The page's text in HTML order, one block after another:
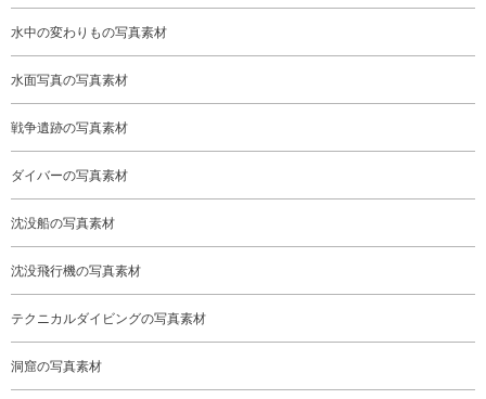
水中の変わりもの写真素材
水面写真の写真素材
戦争遺跡の写真素材
ダイバーの写真素材
沈没船の写真素材
沈没飛行機の写真素材
テクニカルダイビングの写真素材
洞窟の写真素材